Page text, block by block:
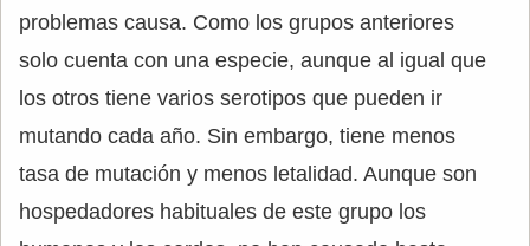
problemas causa. Como los grupos anteriores
solo cuenta con una especie, aunque al igual que
los otros tiene varios serotipos que pueden ir
mutando cada año. Sin embargo, tiene menos
tasa de mutación y menos letalidad. Aunque son
hospedadores habituales de este grupo los